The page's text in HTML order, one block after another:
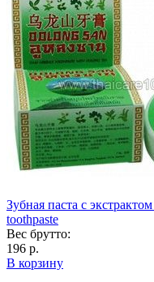
Зубная паста с
toothpaste
Вес брутто:
196 р.
В корзину